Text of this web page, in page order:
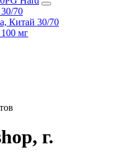
70
Китай 30/70
мг
г.